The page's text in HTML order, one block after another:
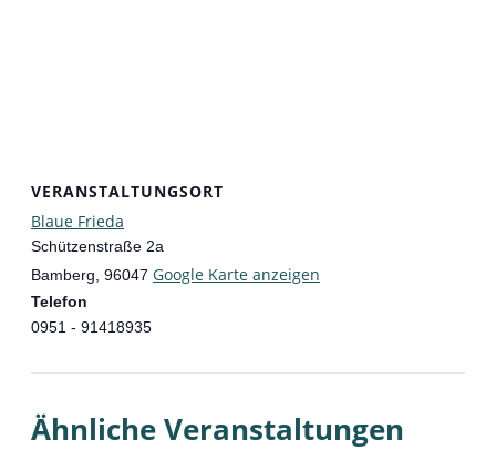
VERANSTALTUNGSORT
Blaue Frieda
Schützenstraße 2a
Bamberg 96047 Google Karte anzeigen
Telefon
0951 - 91418935
Ähnliche Veranstaltungen